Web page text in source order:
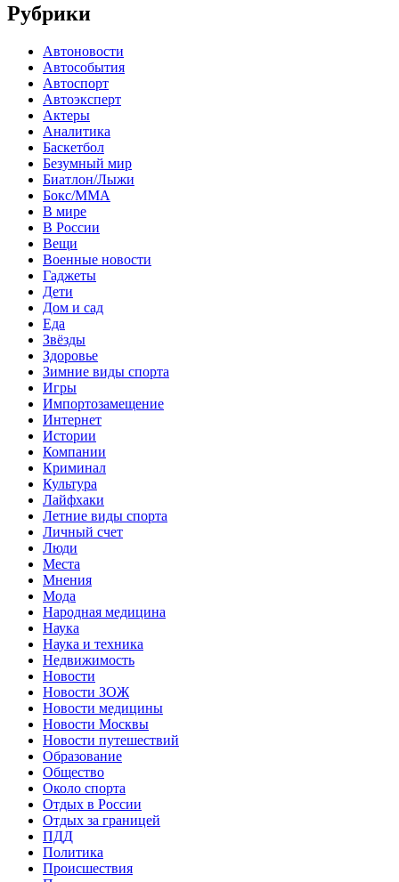
Рубрики
Автоновости
Автособытия
Автоспорт
Автоэксперт
Актеры
Аналитика
Баскетбол
Безумный мир
Биатлон/Лыжи
Бокс/MMA
В мире
В России
Вещи
Военные новости
Гаджеты
Дети
Дом и сад
Еда
Звёзды
Здоровье
Зимние виды спорта
Игры
Импортозамещение
Интернет
Истории
Компании
Криминал
Культура
Лайфхаки
Летние виды спорта
Личный счет
Люди
Места
Мнения
Мода
Народная медицина
Наука
Наука и техника
Недвижимость
Новости
Новости ЗОЖ
Новости медицины
Новости Москвы
Новости путешествий
Образование
Общество
Около спорта
Отдых в России
Отдых за границей
ПДД
Политика
Происшествия